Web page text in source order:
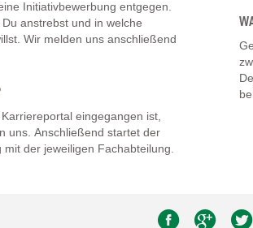
Initiativbewerbung entgegen.
anstrebst und in welche
Wir melden uns anschließend
eingegangen ist,
uns. Anschließend startet der
der jeweiligen Fachabteilung.